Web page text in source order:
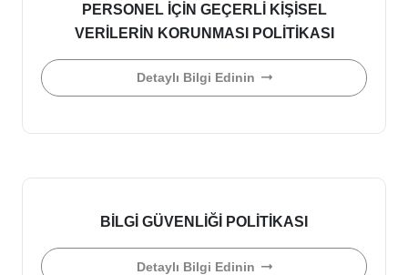
PERSONEL İÇİN GEÇERLİ KİŞİSEL
VERİLERİN KORUNMASI POLİTİKASI
Detaylı Bilgi Edinin
BİLGİ GÜVENLİĞİ POLİTİKASI
Detaylı Bilgi Edinin